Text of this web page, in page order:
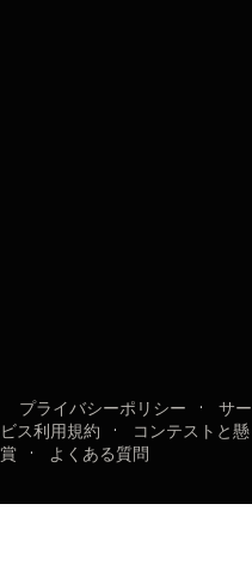
プライバシーポリシー ·
サー
ビス利用規約
·
コンテストと懸
賞
· よくある質問